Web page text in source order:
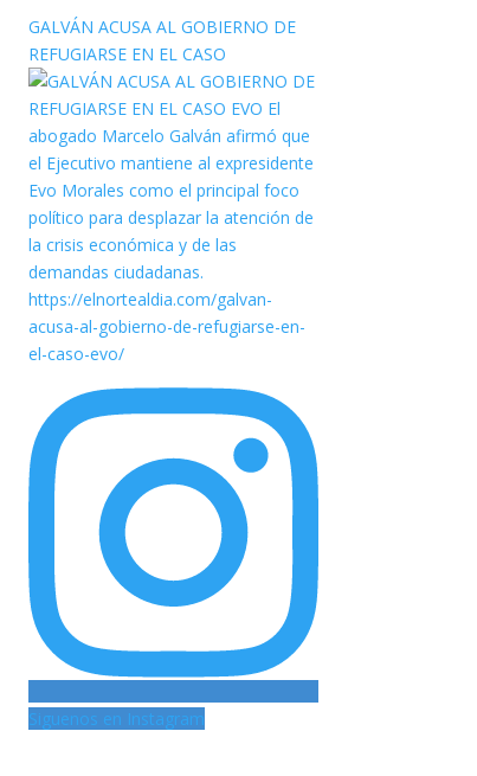
GALVÁN ACUSA AL GOBIERNO DE
REFUGIARSE EN EL CASO
Siguenos en Instagram